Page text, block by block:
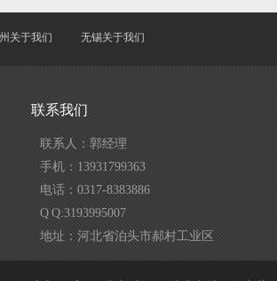
关于我们 无锡关于我们
联系我们
联系人：郭经理
手机：13931799363
电话：0317-8383886
Q Q:3193995007
地址：河北省泊头市郝村工业区